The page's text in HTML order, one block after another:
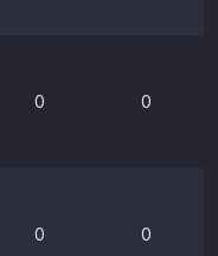
0 0
0 0